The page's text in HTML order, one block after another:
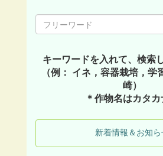
キーワードを入れて、検索
（例： イネ，容器栽培，
崎）
＊作物名はカタ
新着情報＆お知